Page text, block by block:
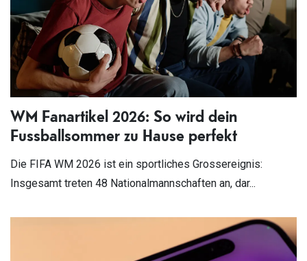
WM Fanartikel 2026: So wird dein
Fussballsommer zu Hause perfekt
Die FIFA WM 2026 ist ein sportliches Grossereignis:
Insgesamt treten 48 Nationalmannschaften an, dar...